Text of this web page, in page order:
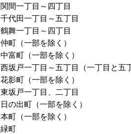
関間一丁目～四丁目
千代田一丁目～五丁目
鶴舞一丁目～四丁目
仲町（一部を除く）
中富町（一部を除く）
西坂戸一丁目～五丁目（一丁目と五
花影町（一部を除く）
東坂戸一丁目、二丁目
日の出町（一部を除く）
本町（一部を除く）
緑町